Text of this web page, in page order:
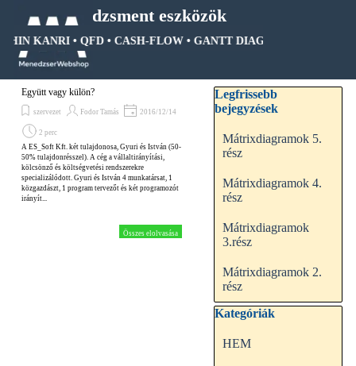
Menedzsment eszközök
KANRI • QFD • CASH-FLOW • GANTT DIAGRAM • FA
Ugrás a menüre
Együtt vagy külön?
szervezet Fodor Tamás 2016/12/14
2 perc
A ES_Soft Kft. két tulajdonosa, Gyuri és István (50-
50% tulajdonrésszel). A cég a vállaltirányítási,
kölcsönző és költségvetési rendszerekre
specializálódott. Gyuri és István 4 munkatársat, 1
közgazdászt, 1 program tervezőt és két programozót
irányít...
Összes elolvasása
Kihagy blokk Legfrissebb
Legfrissebb
bejegyzések
Mátrixdiagramok 5.
rész
Mátrixdiagramok 4.
rész
Mátrixdiagramok
3.rész
Mátrixdiagramok 2.
rész
Kihagy blokk Kategóriák
Kategóriák
HEM